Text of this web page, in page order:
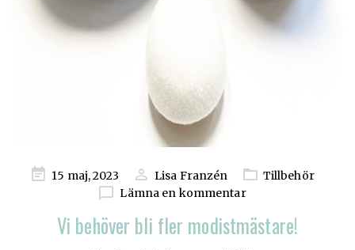
Publicerad
15 maj, 2023 Lisa Franzén
Tillbehör
Lämna en kommentar
Vi behöver bli fler modistmästare!